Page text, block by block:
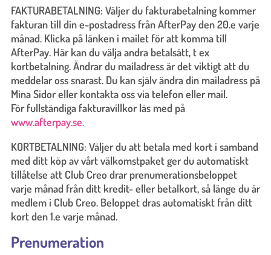
FAKTURABETALNING: Väljer du fakturabetalning kommer
fakturan till din e-postadress från AfterPay den 20.e varje
månad. Klicka på länken i mailet för att komma till
AfterPay. Här kan du välja andra betalsätt, t ex
kortbetalning. Ändrar du mailadress är det viktigt att du
meddelar oss snarast. Du kan själv ändra din mailadress på
Mina Sidor eller kontakta oss via telefon eller mail.
För fullständiga fakturavillkor läs med på
www.afterpay.se.
KORTBETALNING: Väljer du att betala med kort i samband
med ditt köp av vårt välkomstpaket ger du automatiskt
tillåtelse att Club Creo drar prenumerationsbeloppet
varje månad från ditt kredit- eller betalkort, så länge du är
medlem i Club Creo. Beloppet dras automatiskt från ditt
kort den 1.e varje månad.
Prenumeration